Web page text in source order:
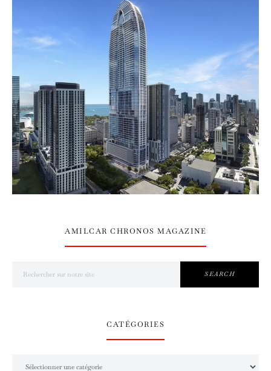
AMILCAR CHRONOS MAGAZINE
SEARCH
CATÉGORIES